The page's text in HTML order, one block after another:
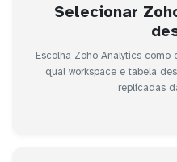
Selecionar
Escolha Zoho Analytics
qual workspace e tabela
replicadas